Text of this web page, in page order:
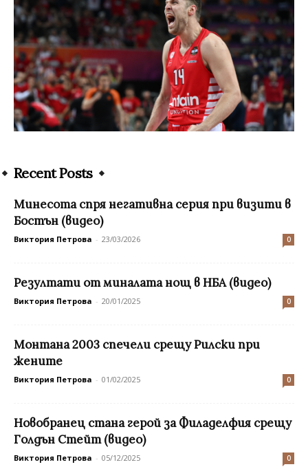
Recent Posts
Минесота спря негативна серия при визити в
Бостън (видео)
Виктория Петрова - 23/03/2026 0
Резултати от миналата нощ в НБА (видео)
Виктория Петрова - 20/01/2025 0
Монтана 2003 спечели срещу Рилски при
жените
Виктория Петрова - 01/02/2025 0
Новобранец стана герой за Филаделфия срещу
Голдън Стейт (видео)
Виктория Петрова - 05/12/2025 0